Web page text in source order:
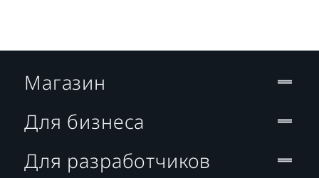
Магазин
Для бизнеса
Для разработчиков